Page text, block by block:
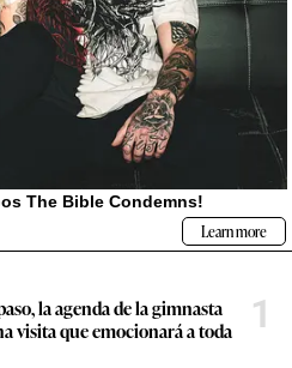
la agenda de la gimnasta
visita que emocionará a toda
1